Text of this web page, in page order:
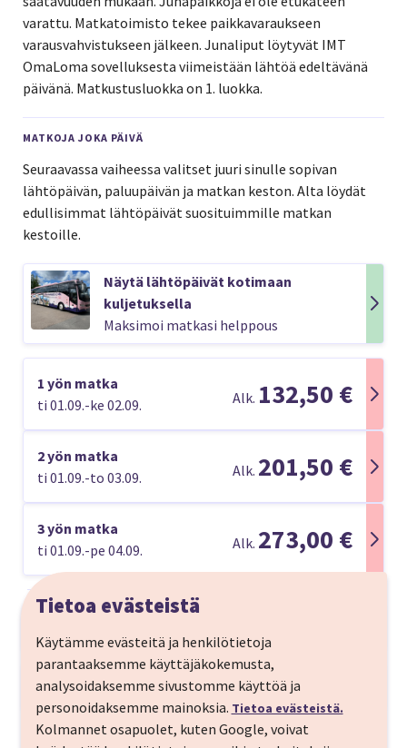
varattu. Matkatoimisto tekee paikkavaraukseen
varausvahvistukseen jälkeen. Junaliput löytyvät IMT
OmaLoma sovelluksesta viimeistään lähtöä edeltävänä
päivänä. Matkustusluokka on 1. luokka.
MATKOJA JOKA PÄIVÄ
Seuraavassa vaiheessa valitset juuri sinulle sopivan
lähtöpäivän, paluupäivän ja matkan keston. Alta löydät
edullisimmat lähtöpäivät suosituimmille matkan
kestoille.
Näytä lähtöpäivät kotimaan
kuljetuksella
Maksimoi matkasi helppous
1 yön matka
ti 01.09.-ke 02.09.
Alk. 132,50 €
2 yön matka
ti 01.09.-to 03.09.
Alk. 201,50 €
3 yön matka
ti 01.09.-pe 04.09.
Alk. 273,00 €
Rakvere on houkutteleva, nopeasti kehittyvä ja
omaleimainen kaupunki ja sinne kätevästi junalla
Tallinnasta. Perillä sinua odottaa Aqva Hotel & Spa -
tasokas kylpylähotelli, jossa viihtyvät kaikki. Kylpylä
Matkaohjelma
Tietoa evästeistä
Käytämme evästeitä ja henkilötietoja
parantaaksemme käyttäjäkokemusta,
analysoidaksemme sivustomme käyttöä ja
personoidaksemme mainoksia. Tietoa evästeistä.
Kolmannet osapuolet, kuten Google, voivat